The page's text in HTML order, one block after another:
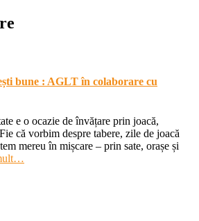
bune : AGLT în colaborare cu
e o ocazie de învățare prin joacă,
că vorbim despre tabere, zile de joacă
mereu în mișcare – prin sate, orașe și